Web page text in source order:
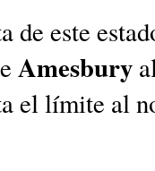
de este
Amesbury
el límite al